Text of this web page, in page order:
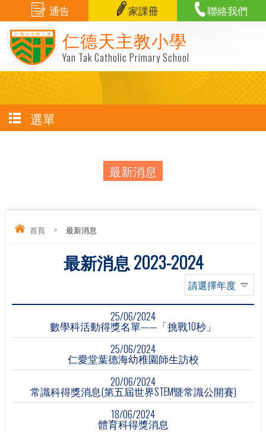
仁德天主教小學
Yan Tak Catholic Primary School
通告 家課冊 聯絡我們
選單
最新消息
首頁 > 最新消息
最新消息 2023-2024
請選擇年度
25/06/2024
數學科活動得獎名單——「挑戰10秒」
25/06/2024
仁愛堂葉德海幼稚園師生訪校
20/06/2024
常識科得獎消息(第五屆世界STEM暨常識公開賽)
18/06/2024
體育科得獎消息